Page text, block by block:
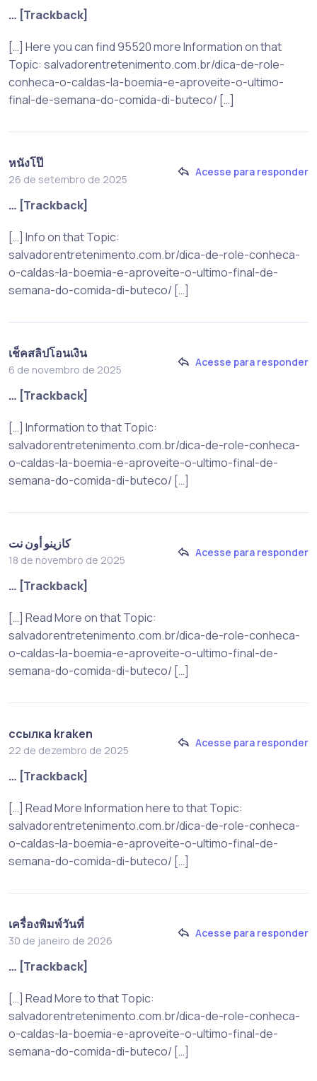
… [Trackback]
[…] Here you can find 95520 more Information on that
Topic: salvadorentretenimento.com.br/dica-de-role-
conheca-o-caldas-la-boemia-e-aproveite-o-ultimo-
final-de-semana-do-comida-di-buteco/ […]
หนังโป๊
26 de setembro de 2025
Acesse para responder
… [Trackback]
[…] Info on that Topic:
salvadorentretenimento.com.br/dica-de-role-conheca-
o-caldas-la-boemia-e-aproveite-o-ultimo-final-de-
semana-do-comida-di-buteco/ […]
เช็คสลิปโอนเงิน
6 de novembro de 2025
Acesse para responder
… [Trackback]
[…] Information to that Topic:
salvadorentretenimento.com.br/dica-de-role-conheca-
o-caldas-la-boemia-e-aproveite-o-ultimo-final-de-
semana-do-comida-di-buteco/ […]
كازينو أون نت
18 de novembro de 2025
Acesse para responder
… [Trackback]
[…] Read More on that Topic:
salvadorentretenimento.com.br/dica-de-role-conheca-
o-caldas-la-boemia-e-aproveite-o-ultimo-final-de-
semana-do-comida-di-buteco/ […]
ссылка kraken
22 de dezembro de 2025
Acesse para responder
… [Trackback]
[…] Read More Information here to that Topic:
salvadorentretenimento.com.br/dica-de-role-conheca-
o-caldas-la-boemia-e-aproveite-o-ultimo-final-de-
semana-do-comida-di-buteco/ […]
เครื่องพิมพ์วันที่
30 de janeiro de 2026
Acesse para responder
… [Trackback]
[…] Read More to that Topic:
salvadorentretenimento.com.br/dica-de-role-conheca-
o-caldas-la-boemia-e-aproveite-o-ultimo-final-de-
semana-do-comida-di-buteco/ […]